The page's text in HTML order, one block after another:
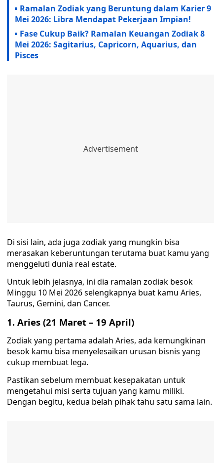
Ramalan Zodiak yang Beruntung dalam Karier 9
Mei 2026: Libra Mendapat Pekerjaan Impian!
Fase Cukup Baik? Ramalan Keuangan Zodiak 8
Mei 2026: Sagitarius, Capricorn, Aquarius, dan
Pisces
Di sisi lain, ada juga zodiak yang mungkin bisa
merasakan keberuntungan terutama buat kamu yang
menggeluti dunia real estate.
Untuk lebih jelasnya, ini dia ramalan zodiak besok
Minggu 10 Mei 2026 selengkapnya buat kamu Aries,
Taurus, Gemini, dan Cancer.
1. Aries (21 Maret – 19 April)
Zodiak yang pertama adalah Aries, ada kemungkinan
besok kamu bisa menyelesaikan urusan bisnis yang
cukup membuat lega.
Pastikan sebelum membuat kesepakatan untuk
mengetahui misi serta tujuan yang kamu miliki.
Dengan begitu, kedua belah pihak tahu satu sama lain.